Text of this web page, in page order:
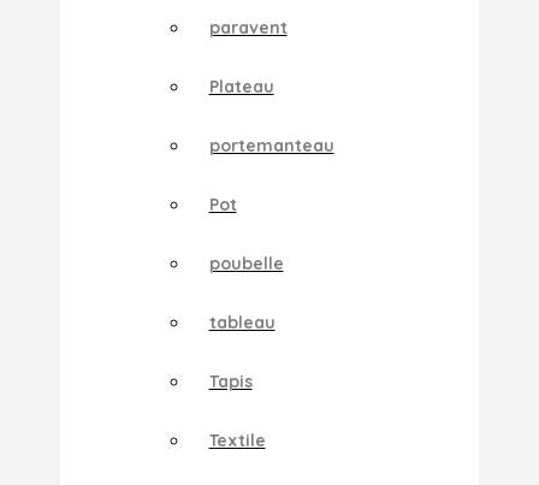
paravent
Plateau
portemanteau
Pot
poubelle
tableau
Tapis
Textile